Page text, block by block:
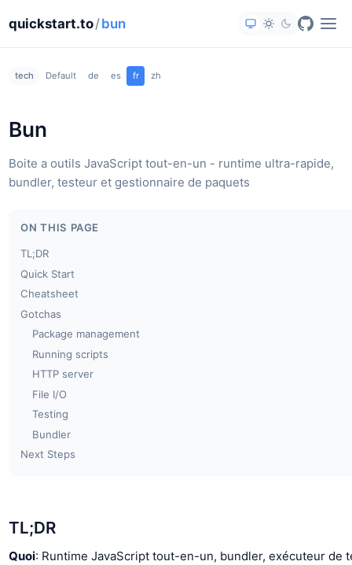
quickstart.to/bun
tech Default de es fr zh
Bun
Boite a outils JavaScript tout-en-un - runtime ultra-rapide,
bundler, testeur et gestionnaire de paquets
ON THIS PAGE
TL;DR
Quick Start
Cheatsheet
Gotchas
Package management
Running scripts
HTTP server
File I/O
Testing
Bundler
Next Steps
TL;DR
Quoi: Runtime JavaScript tout-en-un, bundler, exécuteur de